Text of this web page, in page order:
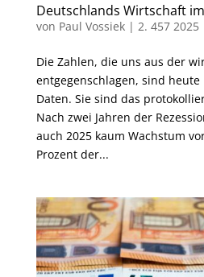
Deutschlands Wirtschaft
von Paul Vossiek| 2. 457 2025
Die Zahlen, die uns aus der
entgegenschlagen, sind
Daten. Sie sind das
Nach zwei Jahren der
auch 2025 kaum Wachstum
Prozent der...